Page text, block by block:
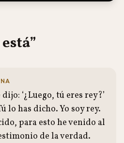
‘¿Luego, tú eres rey?’
lo has dicho. Yo soy rey.
para esto he venido al
de la verdad.